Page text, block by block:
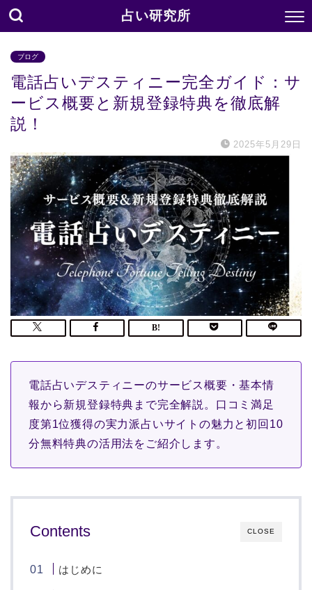
占い研究所
ブログ
電話占いデスティニー完全ガイド：サ
ービス概要と新規登録特典を徹底解
説！
2025年5月29日
電話占いデスティニーのサービス概要・基本情
報から新規登録特典まで完全解説。口コミ満足
度第1位獲得の実力派占いサイトの魅力と初回10
分無料特典の活用法をご紹介します。
CLOSE
Contents
はじめに